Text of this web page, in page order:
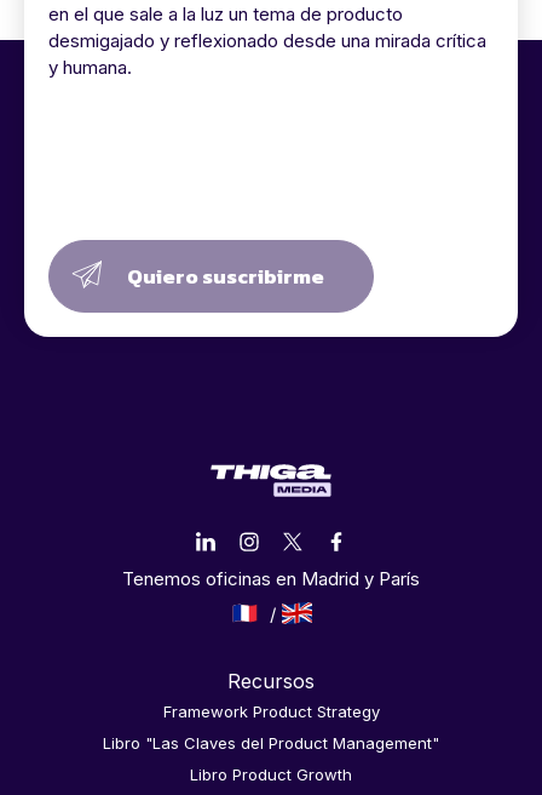
en el que sale a la luz un tema de producto
desmigajado y reflexionado desde una mirada crítica
y humana.
Quiero suscribirme
Tenemos oficinas en Madrid y París
Recursos
Framework Product Strategy
Libro "Las Claves del Product Management"
Libro Product Growth